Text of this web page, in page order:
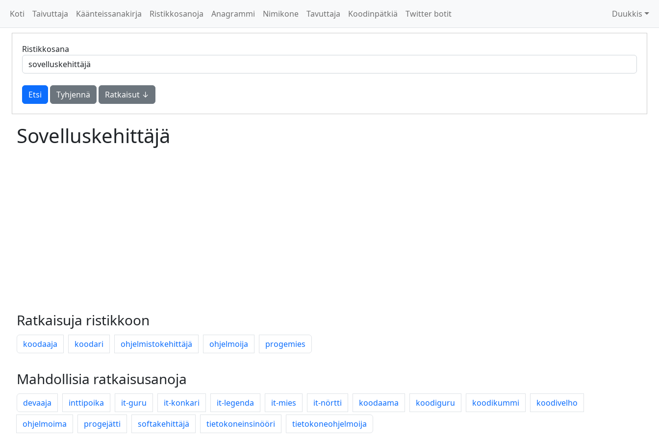
Koti Taivuttaja Käänteissanakirja Ristikkosanoja Anagrammi Nimikone Tavuttaja Koodinpätkiä Twitter botit Duukkis
Ristikkosana
Tyhjennä Ratkaisut ↓
Sovelluskehittäjä
Ratkaisuja ristikkoon
koodaaja koodari ohjelmistokehittäjä ohjelmoija progemies
Mahdollisia ratkaisusanoja
devaaja inttipoika it-guru it-konkari it-legenda it-mies it-nörtti koodaama koodiguru koodikummi
koodivelho
ohjelmoima
progejätti softakehittäjä tietokoneinsinööri tietokoneohjelmoija